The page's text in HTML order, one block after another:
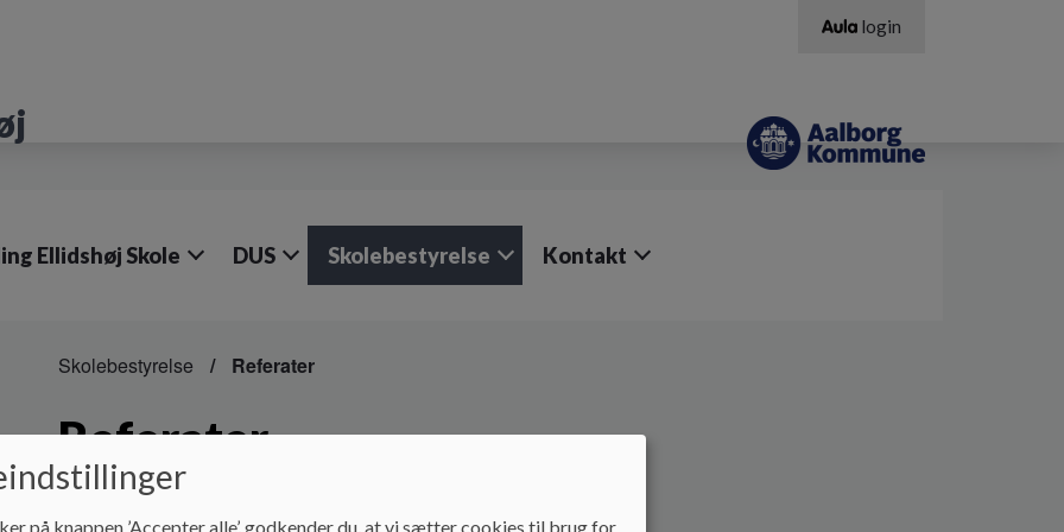
login
Ellidshøj Skole DUS Skolebestyrelse Kontakt
Skolebestyrelse Referater
Referater
på knappen ’Accepter alle’, godkender du, at vi sætter cookies til brug for